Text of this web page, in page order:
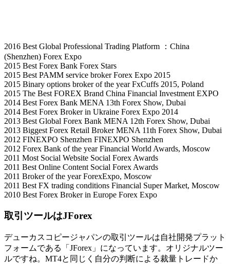
2016 Best Global Professional Trading Platform ：China
(Shenzhen) Forex Expo
2015 Best Forex Bank Forex Stars
2015 Best PAMM service broker Forex Expo 2015
2015 Binary options broker of the year FxCuffs 2015, Poland
2015 The Best FOREX Brand China Financial Investment EXPO
2014 Best Forex Bank MENA 13th Forex Show, Dubai
2014 Best Forex Broker in Ukraine Forex Expo 2014
2013 Best Global Forex Bank MENA 12th Forex Show, Dubai
2013 Biggest Forex Retail Broker MENA 11th Forex Show, Dubai
2012 FINEXPO Shenzhen FINEXPO Shenzhen
2012 Forex Bank of the year Financial World Awards, Moscow
2011 Most Social Website Social Forex Awards
2011 Best Online Content Social Forex Awards
2011 Broker of the year ForexExpo, Moscow
2011 Best FX trading conditions Financial Super Market, Moscow
2010 Best Forex Broker in Europe Forex Expo
取引ツールはJForex
デューカスコピージャパンの取引ツールは自社開発プラット
フォームである「JForex」になっています。オリジナルツー
ルですね。MT4と同じく自分の判断による裁量トレードか